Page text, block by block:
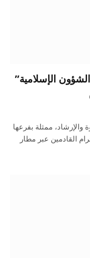
الإسلامية”
والإرشاد، ممثلة بفرعها
القادمين عبر مطار